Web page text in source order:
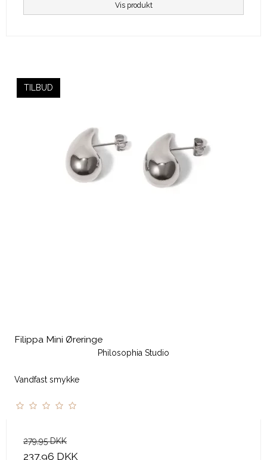
Vis produkt
TILBUD
Filippa Mini Øreringe
Philosophia Studio
Vandfast smykke
279,95 DKK
237,96 DKK